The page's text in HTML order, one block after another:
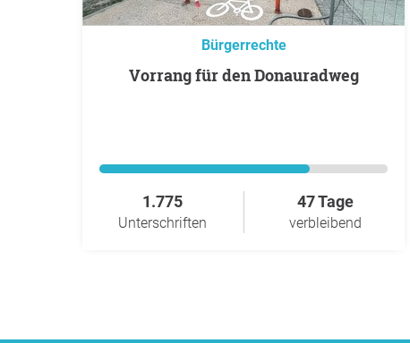
Bürgerrechte
Vorrang für den Donauradweg
1.775
Unterschriften
47 Tage
verbleibend